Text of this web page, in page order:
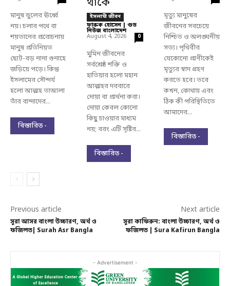
মানুষ ভুলের ঊর্ধ্বে
নয়। চলার পথে বা
শয়তানের প্ররোচনায়
মানুষ প্রতিনিয়ত
ছোট-বড় নানা গুনাহে
জড়িয়ে পড়ে। কিন্তু
ইসলামের সৌন্দর্য
হলো আল্লাহ তাআলা
তাঁর বান্দাদের...
বিস্তারিত -
থাকে
ইসলামী জীবন
ফারুক হোসেন | গুড
নিউজ বাংলাদেশ -
August 4, 2026 0
মুমিন জীবনের
সর্বশ্রেষ্ঠ শক্তি ও
হাতিয়ার হলো মহান
আল্লাহর দরবারে
দোয়া বা প্রার্থনা করা।
দোয়া কেবল কোনো
কিছু চাওয়ার মাধ্যম
নয়; বরং এটি সৃষ্টির...
বিস্তারিত -
মৃত্যু মানুষের
জীবনের সবচেয়ে
নিশ্চিত ও অলঙ্ঘনীয়
সত্য। পৃথিবীর
যেকোনো প্রাণীকেই
মৃত্যুর স্বাদ গ্রহণ
করতে হবে। তবে
কখন, কোথায় এবং
ঠিক কী পরিস্থিতিতে
আমাদের...
বিস্তারিত -
Previous article
সূরা আসর বাংলা উচ্চারণ, অর্থ ও
ফজিলত| Surah Asr Bangla
Next article
সূরা কাফিরুন: বাংলা উচ্চারণ, অর্থ ও
ফজিলত | Sura Kafirun Bangla
- Advertisement -